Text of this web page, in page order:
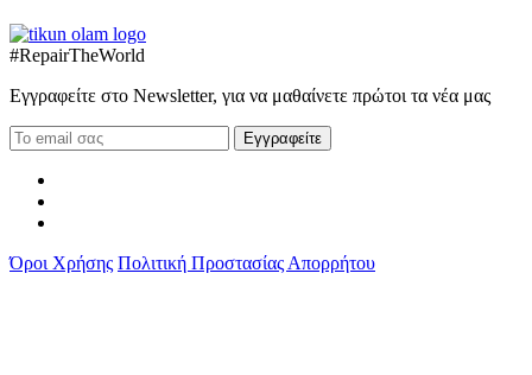
#RepairTheWorld
Εγγραφείτε στο Newsletter, για να μαθαίνετε πρώτοι τα νέα μας
Όροι Χρήσης Πολιτική Προστασίας Απορρήτου